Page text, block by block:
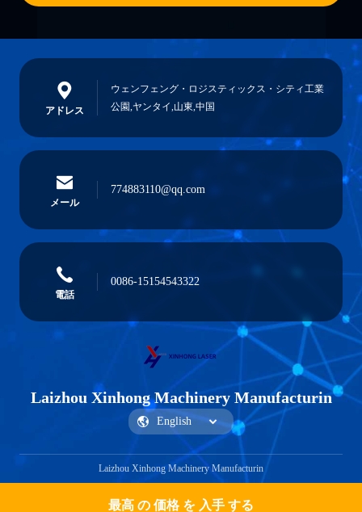
最高 の 価格 を 入手 する
アドレス
ウェンフェング・ロジスティックス・シティ工業
公園,ヤンタイ,山東,中国
メール
774883110@qq.com
電話
0086-15154543322
Laizhou Xinhong Machinery Manufacturin
Laizhou Xinhong Machinery Manufacturin
Get a Quote